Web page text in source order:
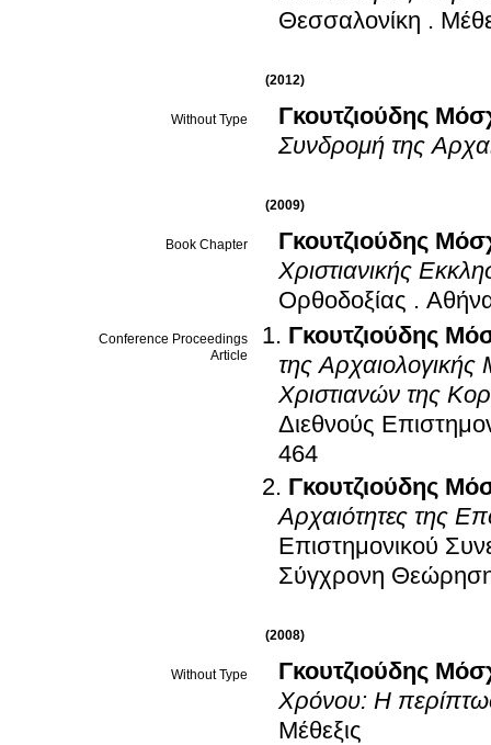
Θεσσαλονίκη .
(2012)
Without Type
Γκουτζιούδης
Συνδρομή της
(2009)
Book Chapter
Γκουτζιούδης
Χριστιανικής
Ορθοδοξίας .
Conference Proceedings
Article
Γκουτζιούδης
της
Χριστιανών της
Διεθνούς
464
Γκουτζιούδης
Αρχαιότητες της
Επιστημονικού
Σύγχρονη
(2008)
Without Type
Γκουτζιούδης
Χρόνου: Η
Μέθεξις